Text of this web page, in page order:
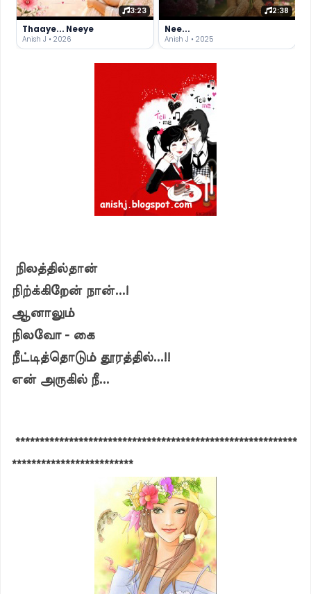
3:23
Thaaye... Neeye
Anish J • 2026
2:38
Nee...
Anish J • 2025
நிலத்தில்தான்
நிற்க்கிறேன் நான்...!
ஆனாலும்
நிலவோ - கை
நீட்டித்தொடும் தூரத்தில்...!!
என் அருகில் நீ...
**********************************************************
*************************